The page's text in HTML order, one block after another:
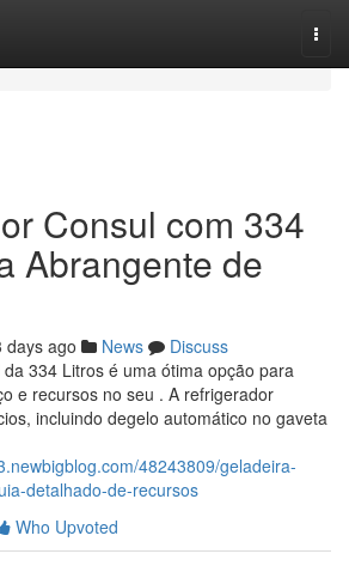
Consul com 334
Abrangente de
days ago News
Discuss
334 Litros é uma ótima opção para
e recursos no seu . A refrigerador
incluindo degelo automático no gaveta
48243809/geladeira-
detalhado-de-recursos
Who Upvoted